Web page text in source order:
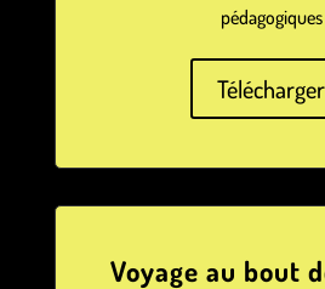
pédagogiques
Télécharger
Voyage au bout